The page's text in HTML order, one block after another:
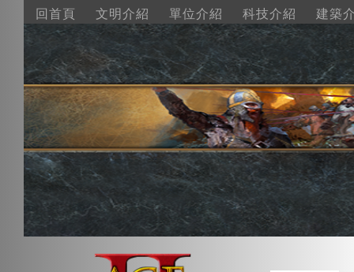
回首頁 文明介紹 單位介紹 科技介紹 建築